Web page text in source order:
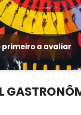
primeiro a avaliar